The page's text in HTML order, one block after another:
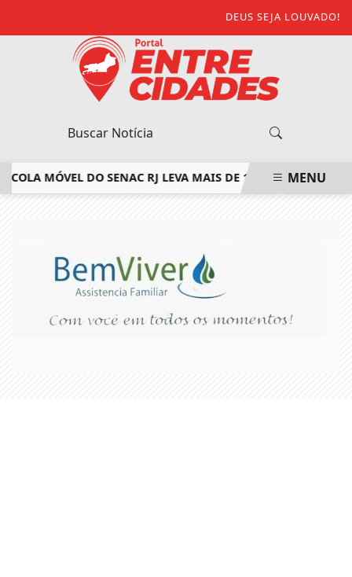
DEUS SEJA LOUVADO!
MÓVEL DO SENAC RJ LEVA MAIS DE 160 VAGAS EMMENU